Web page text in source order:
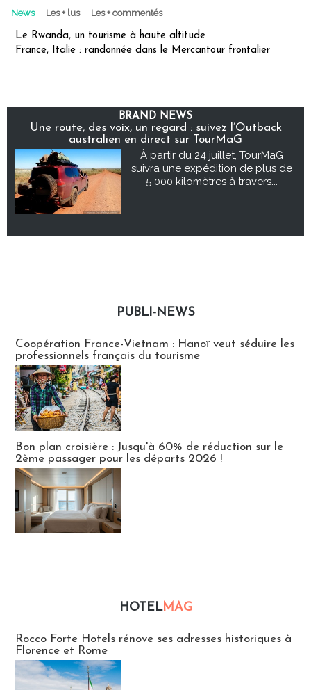
News Les + lus Les + commentés
Le Rwanda, un tourisme à haute altitude
France, Italie : randonnée dans le Mercantour frontalier
BRAND NEWS
Une route, des voix, un regard : suivez l’Outback
australien en direct sur TourMaG
À partir du 24 juillet, TourMaG
suivra une expédition de plus de
5 000 kilomètres à travers...
PUBLI-NEWS
Coopération France-Vietnam : Hanoï veut séduire les
professionnels français du tourisme
Bon plan croisière : Jusqu'à 60% de réduction sur le
2ème passager pour les départs 2026 !
HOTELMAG
Rocco Forte Hotels rénove ses adresses historiques à
Florence et Rome